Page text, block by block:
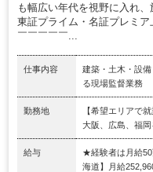
も幅広い年代を視野に入れ
東証プライム・名証プレミ
￣￣￣￣￣...
仕事内容
建築・土木・設
る現場監督業務
勤務地
【希望エリアで
大阪、広島、福
給与
★経験者は月給50
海道】月給